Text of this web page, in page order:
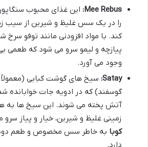
Mee Rebus: این غذای محبوب
را در یک سس غلیظ و شیرین از سیب
کند. با مواد افزودنی مانند توفو سرخ
پیازچه و لیمو سرو می شود که طعمی
وجود می آورد.
Satay: سیخ های گوشت کبابی (معمولاً
گوسفند) که در ادویه جات خوابانده
آتش پخته می شوند. این سیخ ها به
زمینی غلیظ و شیرین، خیار و پیاز
کوبا به خاطر سس مخصوص و طعم